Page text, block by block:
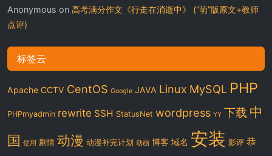
Anonymous on 高考满分作文《行走在消逝中》 (“萌”版原文+教师
点评)
标签云
Apache CCTV CentOS Google JAVA Linux MySQL PHP
PHPmyadmin rewrite SSH StatusNet wordpress YY 下载 中
国 使用 剧情 动漫 动漫补完计划 动画 博客 域名 安装 影评 恭